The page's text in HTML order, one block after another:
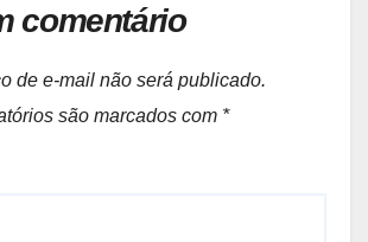
comentário
de e-mail não será publicado.
são marcados com *